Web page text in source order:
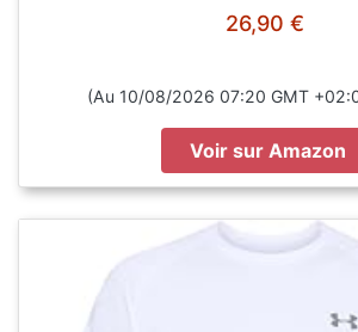
26,90 €
(Au 10/08/2026 07:20 GMT
Voir sur Amazon